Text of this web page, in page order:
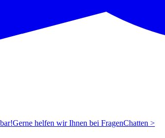
Gerne helfen wir Ihnen bei FragenChatten >